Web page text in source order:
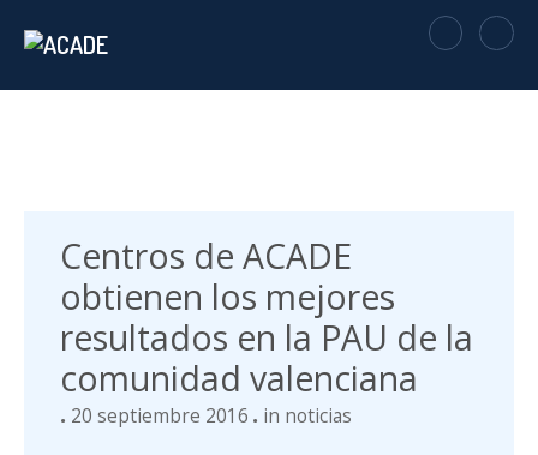
Centros de ACADE
obtienen los mejores
resultados en la PAU de la
comunidad valenciana
20 septiembre 2016 in noticias